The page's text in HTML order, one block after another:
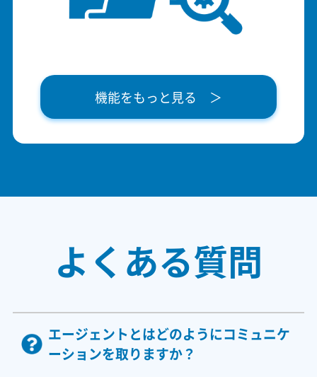
機能をもっと見る ＞
よくある質問
エージェントとはどのようにコミュニケ
ーションを取りますか？